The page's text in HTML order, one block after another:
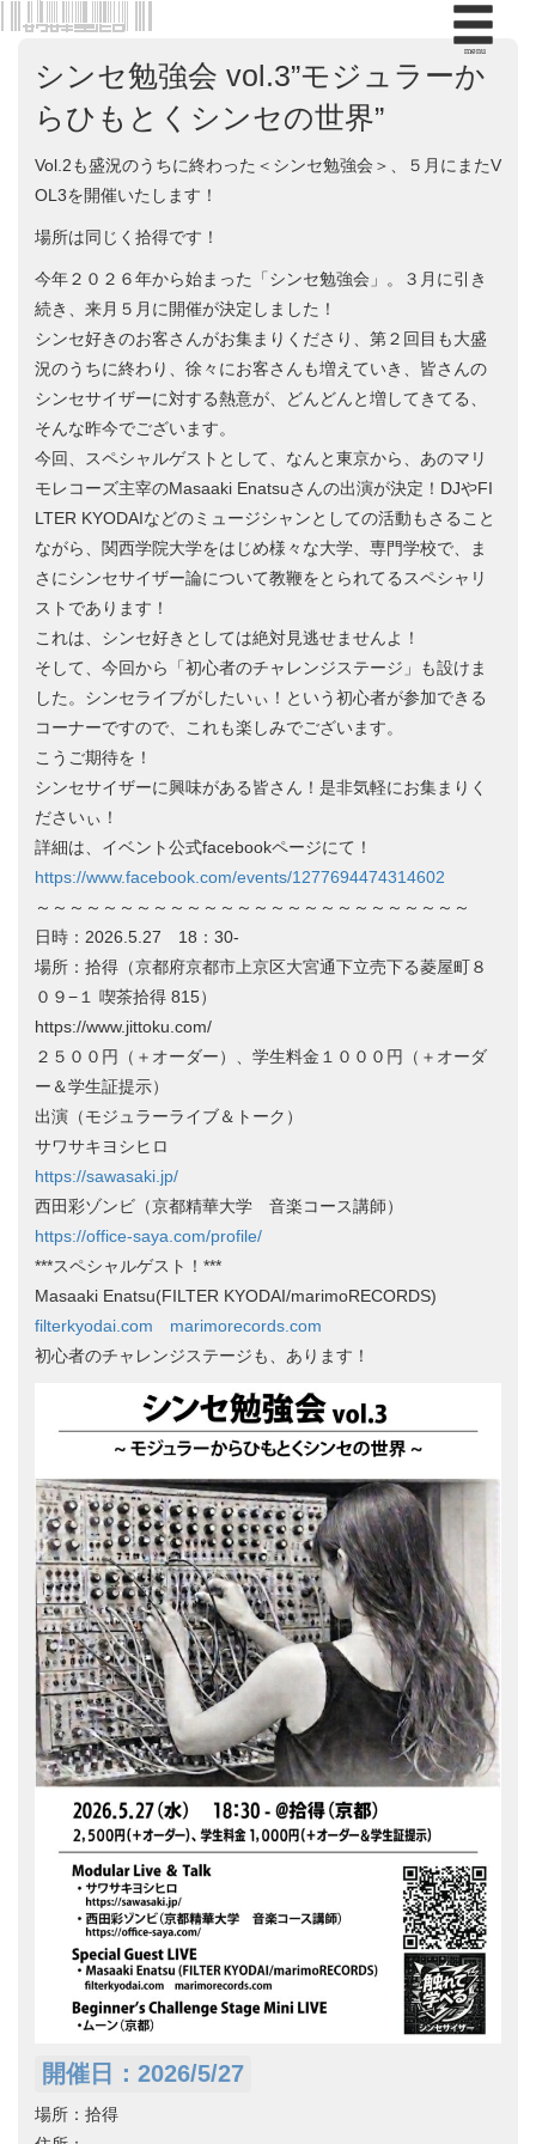
menu
シンセ勉強会 vol.3”モジュラーか
らひもとくシンセの世界”
Vol.2も盛況のうちに終わった＜シンセ勉強会＞、５月にまたV
OL3を開催いたします！
場所は同じく拾得です！
今年２０２６年から始まった「シンセ勉強会」。３月に引き
続き、来月５月に開催が決定しました！
シンセ好きのお客さんがお集まりくださり、第２回目も大盛
況のうちに終わり、徐々にお客さんも増えていき、皆さんの
シンセサイザーに対する熱意が、どんどんと増してきてる、
そんな昨今でございます。
今回、スペシャルゲストとして、なんと東京から、あのマリ
モレコーズ主宰のMasaaki Enatsuさんの出演が決定！DJやFI
LTER KYODAIなどのミュージシャンとしての活動もさること
ながら、関西学院大学をはじめ様々な大学、専門学校で、ま
さにシンセサイザー論について教鞭をとられてるスペシャリ
ストであります！
これは、シンセ好きとしては絶対見逃せませんよ！
そして、今回から「初心者のチャレンジステージ」も設けま
した。シンセライブがしたいぃ！という初心者が参加できる
コーナーですので、これも楽しみでございます。
こうご期待を！
シンセサイザーに興味がある皆さん！是非気軽にお集まりく
ださいぃ！
詳細は、イベント公式facebookページにて！
https://www.facebook.com/events/1277694474314602
～～～～～～～～～～～～～～～～～～～～～～～～～～
日時：2026.5.27 18：30-
場所：拾得（京都府京都市上京区大宮通下立売下る菱屋町８
０９−１ 喫茶拾得 815）
https://www.jittoku.com/
２５００円（＋オーダー）、学生料金１０００円（＋オーダ
ー＆学生証提示）
出演（モジュラーライブ＆トーク）
サワサキヨシヒロ
https://sawasaki.jp/
西田彩ゾンビ（京都精華大学 音楽コース講師）
https://office-saya.com/profile/
***スペシャルゲスト！***
Masaaki Enatsu(FILTER KYODAI/marimoRECORDS)
filterkyodai.com
marimorecords.com
初心者のチャレンジステージも、あります！
開催日：2026/5/27
場所：拾得